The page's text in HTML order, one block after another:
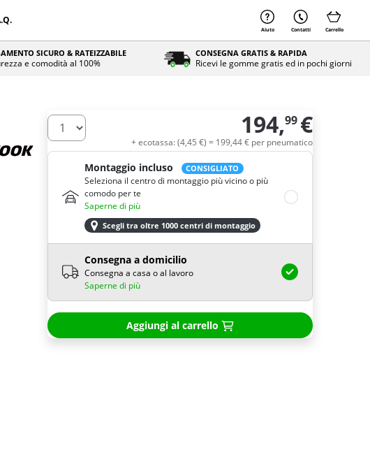
Aiuto Contatti Carrello
SICURO & RATEIZZABILE
e comodità al 100%
CONSEGNA GRATIS & RAPIDA
Ricevi le gomme gratis ed in pochi giorni
Quantità 194,99 €
+ ecotassa: (4,45 €) = 199,44€ per pneumatico
Montaggio incluso CONSIGLIATO
Seleziona il centro di montaggio più vicino o più
comodo per te
Saperne di più
Scegli tra oltre 1000 centri di montaggio
Consegna a domicilio
Consegna a casa o al lavoro
Saperne di più
Aggiungi al carrello